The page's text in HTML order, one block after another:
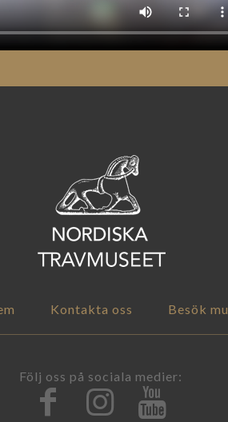
Kontakta oss Besök
Följ oss på sociala medier: